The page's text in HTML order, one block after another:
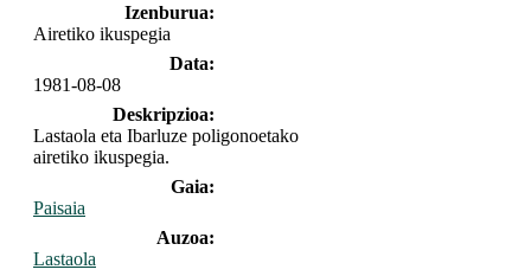
Izenburua:
Airetiko ikuspegia
Data:
1981-08-08
Deskripzioa:
Lastaola eta Ibarluze poligonoetako
airetiko ikuspegia.
Gaia:
Paisaia
Auzoa:
Lastaola